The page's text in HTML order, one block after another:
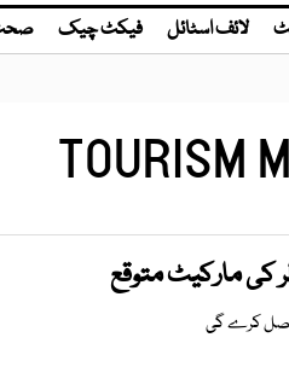
لائف اسٹائل فیکٹ چیک
TOURISM